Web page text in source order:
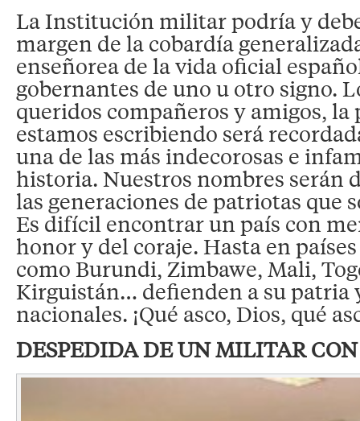
La Institución militar podría y
margen de la cobardía
enseñorea de la vida oficial
gobernantes de uno u otro signo.
queridos compañeros y amigos, la
estamos escribiendo será
una de las más indecorosas e
historia. Nuestros nombres serán
las generaciones de patriotas que
Es difícil encontrar un país con
honor y del coraje. Hasta en
como Burundi, Zimbawe, Mali,
Kirguistán… defienden a su patria
nacionales. ¡Qué asco, Dios, qué
DESPEDIDA DE UN MILITAR